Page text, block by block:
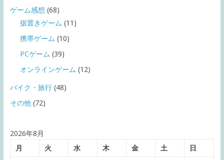
ゲーム感想 (68)
据置きゲーム (11)
携帯ゲーム (10)
PCゲーム (39)
オンラインゲーム (12)
バイク・旅行(48)
その他(72)
2026年8月
月
火 水 木 金 土
日